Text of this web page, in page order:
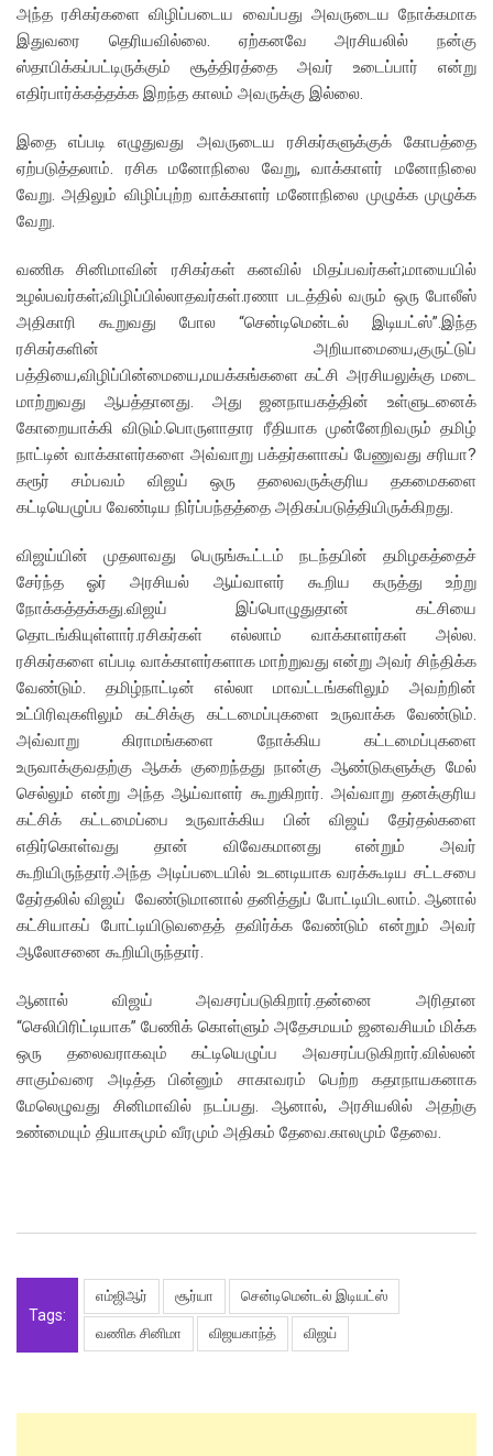
அந்த ரசிகர்களை விழிப்படைய வைப்பது அவருடைய நோக்கமாக
இதுவரை தெரியவில்லை. ஏற்கனவே அரசியலில் நன்கு
ஸ்தாபிக்கப்பட்டிருக்கும் சூத்திரத்தை அவர் உடைப்பார் என்று
எதிர்பார்க்கத்தக்க இறந்த காலம் அவருக்கு இல்லை.
இதை எப்படி எழுதுவது அவருடைய ரசிகர்களுக்குக் கோபத்தை
ஏற்படுத்தலாம். ரசிக மனோநிலை வேறு, வாக்காளர் மனோநிலை
வேறு. அதிலும் விழிப்புற்ற வாக்காளர் மனோநிலை முழுக்க முழுக்க
வேறு.
வணிக சினிமாவின் ரசிகர்கள் கனவில் மிதப்பவர்கள்;மாயையில்
உழல்பவர்கள்;விழிப்பில்லாதவர்கள்.ரணா படத்தில் வரும் ஒரு போலீஸ்
அதிகாரி கூறுவது போல “சென்டிமென்டல் இடியட்ஸ்”.இந்த
ரசிகர்களின் அறியாமையை,குருட்டுப்
பத்தியை,விழிப்பின்மையை,மயக்கங்களை கட்சி அரசியலுக்கு மடை
மாற்றுவது ஆபத்தானது. அது ஜனநாயகத்தின் உள்ளுடனைக்
கோறையாக்கி விடும்.பொருளாதார ரீதியாக முன்னேறிவரும் தமிழ்
நாட்டின் வாக்காளர்களை அவ்வாறு பக்தர்களாகப் பேணுவது சரியா?
கரூர் சம்பவம் விஜய் ஒரு தலைவருக்குரிய தகமைகளை
கட்டியெழுப்ப வேண்டிய நிர்ப்பந்தத்தை அதிகப்படுத்தியிருக்கிறது.
விஜய்யின் முதலாவது பெருங்கூட்டம் நடந்தபின் தமிழகத்தைச்
சேர்ந்த ஓர் அரசியல் ஆய்வாளர் கூறிய கருத்து உற்று
நோக்கத்தக்கது.விஜய் இப்பொழுதுதான் கட்சியை
தொடங்கியுள்ளார்.ரசிகர்கள் எல்லாம் வாக்காளர்கள் அல்ல.
ரசிகர்களை எப்படி வாக்காளர்களாக மாற்றுவது என்று அவர் சிந்திக்க
வேண்டும். தமிழ்நாட்டின் எல்லா மாவட்டங்களிலும் அவற்றின்
உட்பிரிவுகளிலும் கட்சிக்கு கட்டமைப்புகளை உருவாக்க வேண்டும்.
அவ்வாறு கிராமங்களை நோக்கிய கட்டமைப்புகளை
உருவாக்குவதற்கு ஆகக் குறைந்தது நான்கு ஆண்டுகளுக்கு மேல்
செல்லும் என்று அந்த ஆய்வாளர் கூறுகிறார். அவ்வாறு தனக்குரிய
கட்சிக் கட்டமைப்பை உருவாக்கிய பின் விஜய் தேர்தல்களை
எதிர்கொள்வது தான் விவேகமானது என்றும் அவர்
கூறியிருந்தார்.அந்த அடிப்படையில் உடனடியாக வரக்கூடிய சட்டசபை
தேர்தலில் விஜய் வேண்டுமானால் தனித்துப் போட்டியிடலாம். ஆனால்
கட்சியாகப் போட்டியிடுவதைத் தவிர்க்க வேண்டும் என்றும் அவர்
ஆலோசனை கூறியிருந்தார்.
ஆனால் விஜய் அவசரப்படுகிறார்.தன்னை அரிதான
“செலிபிரிட்டியாக” பேணிக் கொள்ளும் அதேசமயம் ஜனவசியம் மிக்க
ஒரு தலைவராகவும் கட்டியெழுப்ப அவசரப்படுகிறார்.வில்லன்
சாகும்வரை அடித்த பின்னும் சாகாவரம் பெற்ற கதாநாயகனாக
மேலெழுவது சினிமாவில் நடப்பது. ஆனால், அரசியலில் அதற்கு
உண்மையும் தியாகமும் வீரமும் அதிகம் தேவை.காலமும் தேவை.
Tags:
எம்ஜிஆர் சூர்யா சென்டிமென்டல் இடியட்ஸ்
வணிக சினிமா விஜயகாந்த் விஜய்